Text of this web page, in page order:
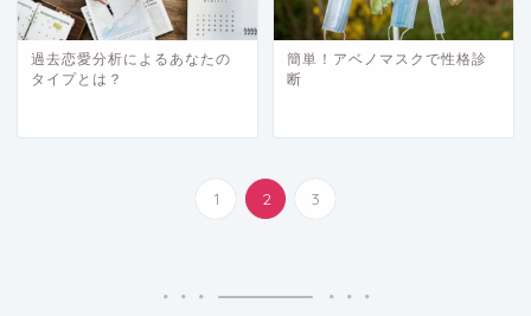
過去恋愛分析によるあなたの
タイプとは？
簡単！アベノマスクで性格診
断
1 2 3